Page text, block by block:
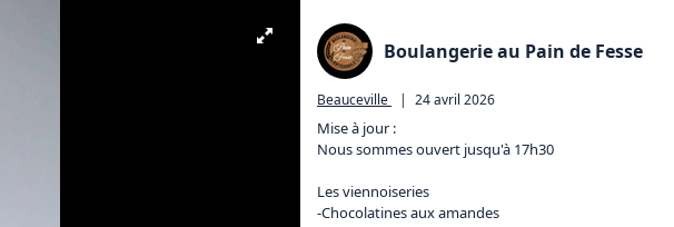
Boulangerie au Pain de Fesse
Beauceville | 24 avril 2026
Mise à jour :
Nous sommes ouvert jusqu'à 17h30
Les viennoiseries
-Chocolatines aux amandes